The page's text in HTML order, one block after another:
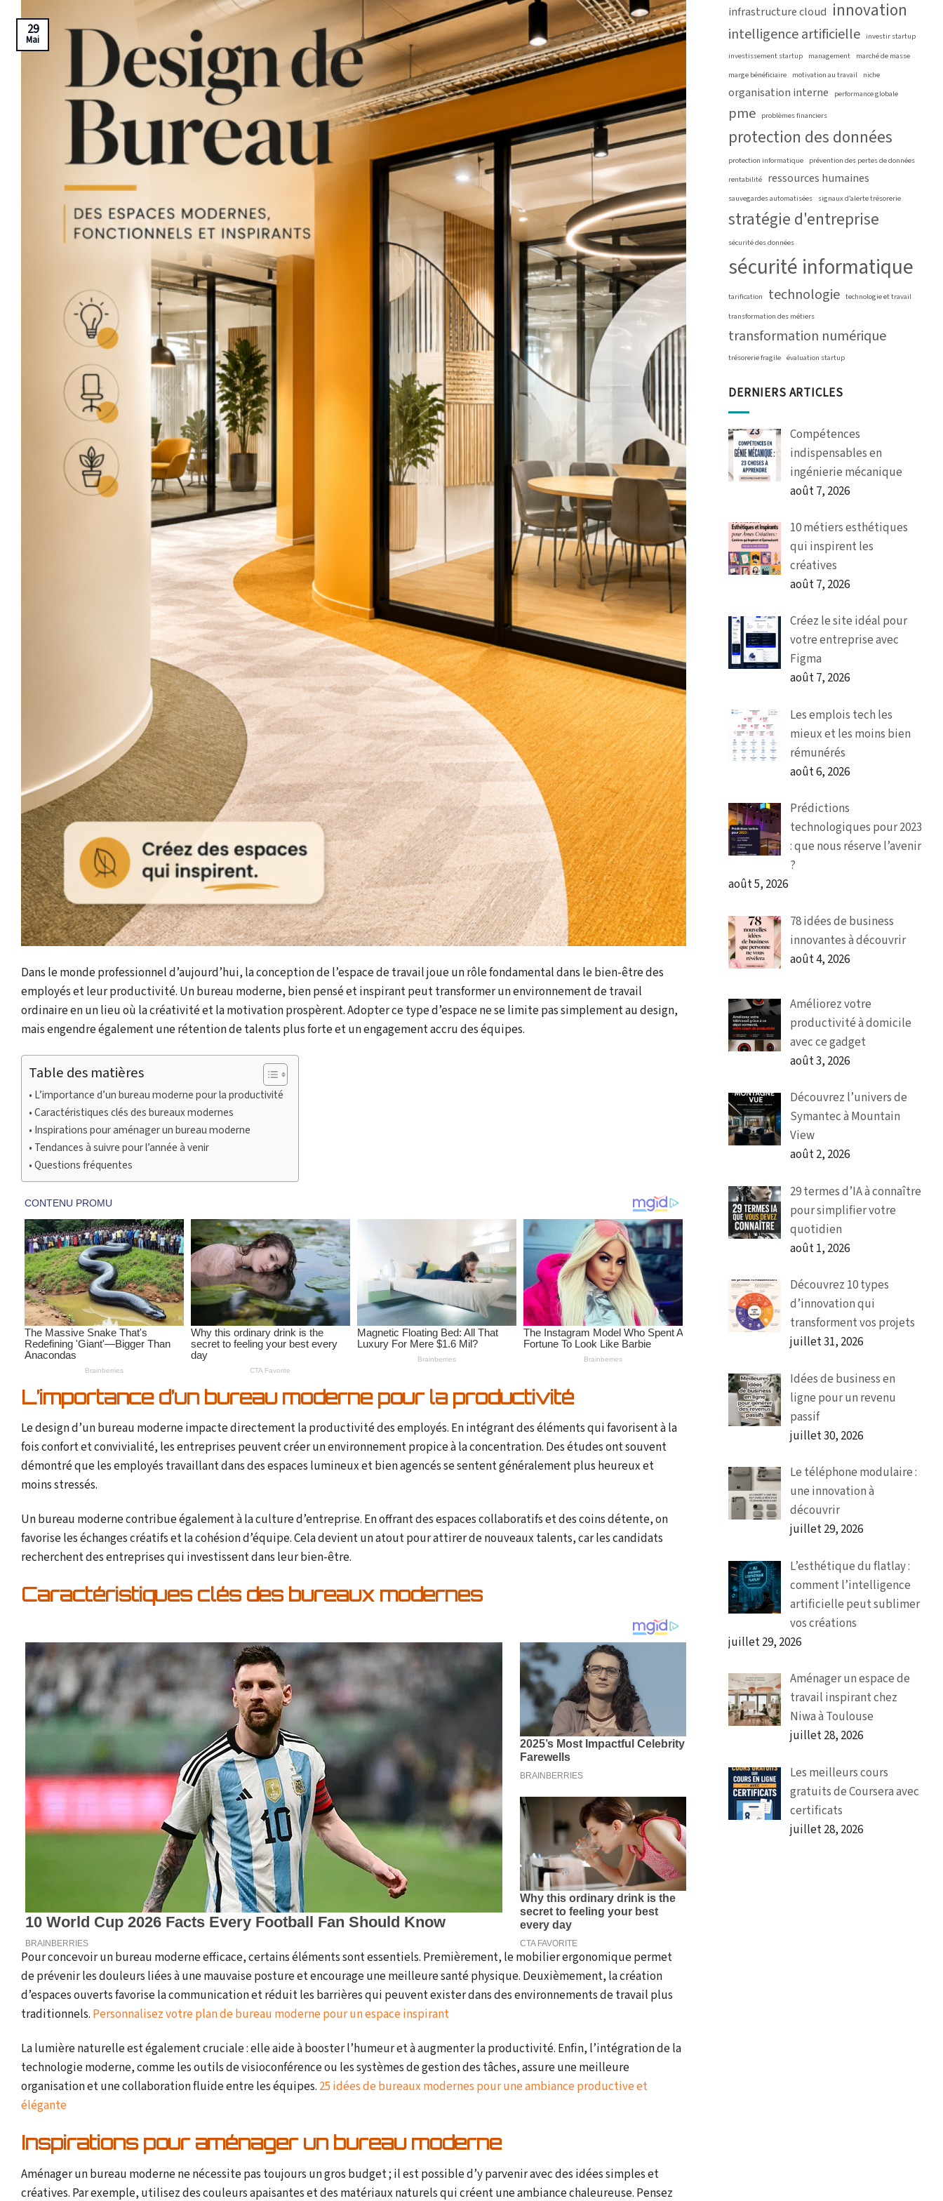
29
Mai
Dans le monde professionnel d’aujourd’hui, la conception de l’espace de travail joue un rôle fondamental dans le bien-être des
employés et leur productivité. Un bureau moderne, bien pensé et inspirant peut transformer un environnement de travail
ordinaire en un lieu où la créativité et la motivation prospèrent. Adopter ce type d’espace ne se limite pas simplement au design,
mais engendre également une rétention de talents plus forte et un engagement accru des équipes.
Table des matières
L’importance d’un bureau moderne pour la productivité
Caractéristiques clés des bureaux modernes
Inspirations pour aménager un bureau moderne
Tendances à suivre pour l’année à venir
Questions fréquentes
L’importance d’un bureau moderne pour la productivité
Le design d’un bureau moderne impacte directement la productivité des employés. En intégrant des éléments qui favorisent à la
fois confort et convivialité, les entreprises peuvent créer un environnement propice à la concentration. Des études ont souvent
démontré que les employés travaillant dans des espaces lumineux et bien agencés se sentent généralement plus heureux et
moins stressés.
Un bureau moderne contribue également à la culture d’entreprise. En offrant des espaces collaboratifs et des coins détente, on
favorise les échanges créatifs et la cohésion d’équipe. Cela devient un atout pour attirer de nouveaux talents, car les candidats
recherchent des entreprises qui investissent dans leur bien-être.
Caractéristiques clés des bureaux modernes
Pour concevoir un bureau moderne efficace, certains éléments sont essentiels. Premièrement, le mobilier ergonomique permet
de prévenir les douleurs liées à une mauvaise posture et encourage une meilleure santé physique. Deuxièmement, la création
d’espaces ouverts favorise la communication et réduit les barrières qui peuvent exister dans des environnements de travail plus
traditionnels. Personnalisez votre plan de bureau moderne pour un espace inspirant
La lumière naturelle est également cruciale : elle aide à booster l’humeur et à augmenter la productivité. Enfin, l’intégration de la
technologie moderne, comme les outils de visioconférence ou les systèmes de gestion des tâches, assure une meilleure
organisation et une collaboration fluide entre les équipes. 25 idées de bureaux modernes pour une ambiance productive et
élégante
Inspirations pour aménager un bureau moderne
Aménager un bureau moderne ne nécessite pas toujours un gros budget ; il est possible d’y parvenir avec des idées simples et
créatives. Par exemple, utilisez des couleurs apaisantes et des matériaux naturels qui créent une ambiance chaleureuse. Pensez
infrastructure cloud innovation
intelligence artificielle investir startup
investissement startup management marché de masse
marge bénéficiaire motivation au travail niche
organisation interne performance globale
pme problèmes financiers
protection des données
protection informatique prévention des pertes de données
rentabilité ressources humaines
sauvegardes automatisées signaux d’alerte trésorerie
stratégie d'entreprise
sécurité des données
sécurité informatique
tarification technologie technologie et travail
transformation des métiers
transformation numérique
trésorerie fragile évaluation startup
DERNIERS ARTICLES
Compétences
indispensables en
ingénierie mécanique
août 7, 2026
10 métiers esthétiques
qui inspirent les
créatives
août 7, 2026
Créez le site idéal pour
votre entreprise avec
Figma
août 7, 2026
Les emplois tech les
mieux et les moins bien
rémunérés
août 6, 2026
Prédictions
technologiques pour 2023
: que nous réserve l’avenir
?
août 5, 2026
78 idées de business
innovantes à découvrir
août 4, 2026
Améliorez votre
productivité à domicile
avec ce gadget
août 3, 2026
Découvrez l’univers de
Symantec à Mountain
View
août 2, 2026
29 termes d’IA à connaître
pour simplifier votre
quotidien
août 1, 2026
Découvrez 10 types
d’innovation qui
transforment vos projets
juillet 31, 2026
Idées de business en
ligne pour un revenu
passif
juillet 30, 2026
Le téléphone modulaire :
une innovation à
découvrir
juillet 29, 2026
L’esthétique du flatlay :
comment l’intelligence
artificielle peut sublimer
vos créations
juillet 29, 2026
Aménager un espace de
travail inspirant chez
Niwa à Toulouse
juillet 28, 2026
Les meilleurs cours
gratuits de Coursera avec
certificats
juillet 28, 2026